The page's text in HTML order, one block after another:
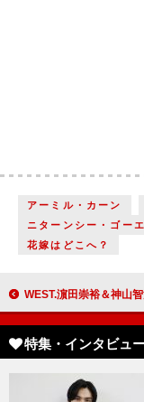
アーミル・カーン
ニターンシー・ゴー
花嫁はどこへ？
WEST.濵田崇裕＆神山智洋が凸凹コンビに 「デビュー10周年というタイミングで二人で主演できるというのは
特集・インタビュ